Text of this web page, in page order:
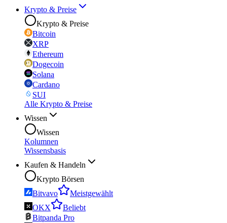
Krypto & Preise
Krypto & Preise
Bitcoin
XRP
Ethereum
Dogecoin
Solana
Cardano
SUI
Alle Krypto & Preise
Wissen
Wissen
Kolumnen
Wissensbasis
Kaufen & Handeln
Krypto Börsen
Bitvavo
Meistgewählt
OKX
Beliebt
Bitpanda Pro